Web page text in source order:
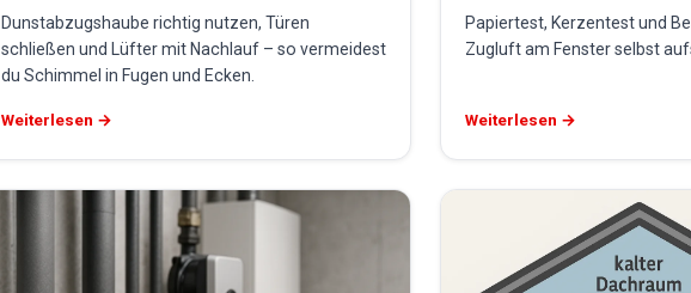
Dunstabzugshaube richtig nutzen, Türen
schließen und Lüfter mit Nachlauf – so vermeidest
du Schimmel in Fugen und Ecken.
Weiterlesen →
Papiertest, Kerzentest und
Zugluft am Fenster selbst
Weiterlesen →